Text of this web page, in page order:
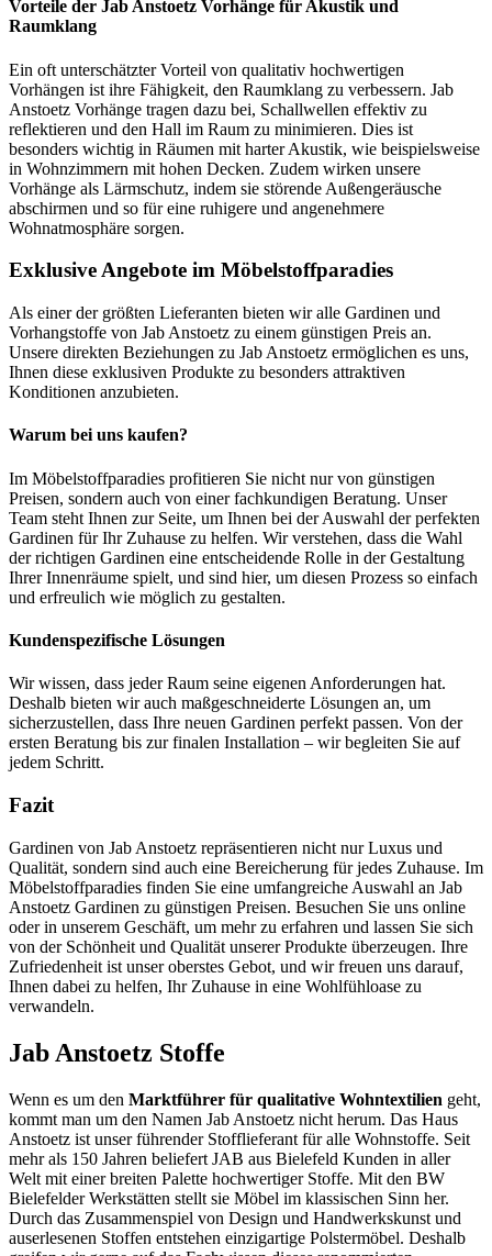
Vorteile der Jab Anstoetz Vorhänge für Akustik und
Raumklang
Ein oft unterschätzter Vorteil von qualitativ hochwertigen
Vorhängen ist ihre Fähigkeit, den Raumklang zu verbessern. Jab
Anstoetz Vorhänge tragen dazu bei, Schallwellen effektiv zu
reflektieren und den Hall im Raum zu minimieren. Dies ist
besonders wichtig in Räumen mit harter Akustik, wie beispielsweise
in Wohnzimmern mit hohen Decken. Zudem wirken unsere
Vorhänge als Lärmschutz, indem sie störende Außengeräusche
abschirmen und so für eine ruhigere und angenehmere
Wohnatmosphäre sorgen.
Exklusive Angebote im Möbelstoffparadies
Als einer der größten Lieferanten bieten wir alle Gardinen und
Vorhangstoffe von Jab Anstoetz zu einem günstigen Preis an.
Unsere direkten Beziehungen zu Jab Anstoetz ermöglichen es uns,
Ihnen diese exklusiven Produkte zu besonders attraktiven
Konditionen anzubieten.
Warum bei uns kaufen?
Im Möbelstoffparadies profitieren Sie nicht nur von günstigen
Preisen, sondern auch von einer fachkundigen Beratung. Unser
Team steht Ihnen zur Seite, um Ihnen bei der Auswahl der perfekten
Gardinen für Ihr Zuhause zu helfen. Wir verstehen, dass die Wahl
der richtigen Gardinen eine entscheidende Rolle in der Gestaltung
Ihrer Innenräume spielt, und sind hier, um diesen Prozess so einfach
und erfreulich wie möglich zu gestalten.
Kundenspezifische Lösungen
Wir wissen, dass jeder Raum seine eigenen Anforderungen hat.
Deshalb bieten wir auch maßgeschneiderte Lösungen an, um
sicherzustellen, dass Ihre neuen Gardinen perfekt passen. Von der
ersten Beratung bis zur finalen Installation – wir begleiten Sie auf
jedem Schritt.
Fazit
Gardinen von Jab Anstoetz repräsentieren nicht nur Luxus und
Qualität, sondern sind auch eine Bereicherung für jedes Zuhause. Im
Möbelstoffparadies finden Sie eine umfangreiche Auswahl an Jab
Anstoetz Gardinen zu günstigen Preisen. Besuchen Sie uns online
oder in unserem Geschäft, um mehr zu erfahren und lassen Sie sich
von der Schönheit und Qualität unserer Produkte überzeugen. Ihre
Zufriedenheit ist unser oberstes Gebot, und wir freuen uns darauf,
Ihnen dabei zu helfen, Ihr Zuhause in eine Wohlfühloase zu
verwandeln.
Jab Anstoetz Stoffe
Wenn es um den Marktführer für qualitative Wohntextilien geht,
kommt man um den Namen Jab Anstoetz nicht herum. Das Haus
Anstoetz ist unser führender Stofflieferant für alle Wohnstoffe. Seit
mehr als 150 Jahren beliefert JAB aus Bielefeld Kunden in aller
Welt mit einer breiten Palette hochwertiger Stoffe. Mit den BW
Bielefelder Werkstätten stellt sie Möbel im klassischen Sinn her.
Durch das Zusammenspiel von Design und Handwerkskunst und
auserlesenen Stoffen entstehen einzigartige Polstermöbel. Deshalb